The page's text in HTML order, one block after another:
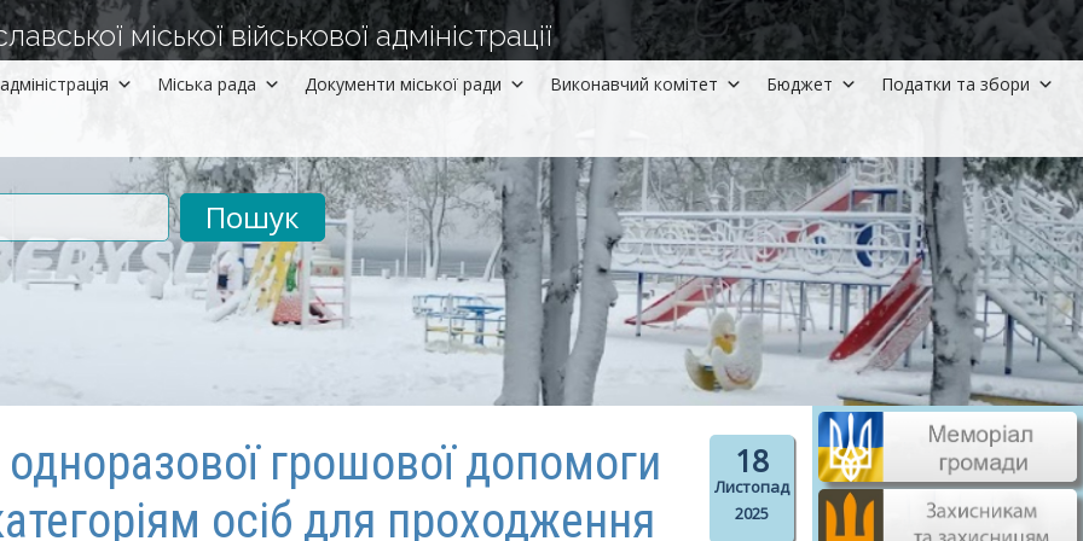
міської військової адміністрації
Міська рада Документи міської ради Виконавчий комітет Бюджет Податки та збори
18
Листопад
2025
грошової допомоги
осіб для проходження